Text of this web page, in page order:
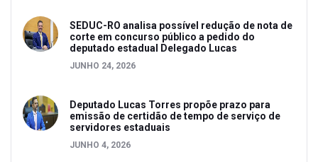
SEDUC-RO analisa possível redução de nota de
corte em concurso público a pedido do
deputado estadual Delegado Lucas
JUNHO 24, 2026
Deputado Lucas Torres propõe prazo para
emissão de certidão de tempo de serviço de
servidores estaduais
JUNHO 4, 2026